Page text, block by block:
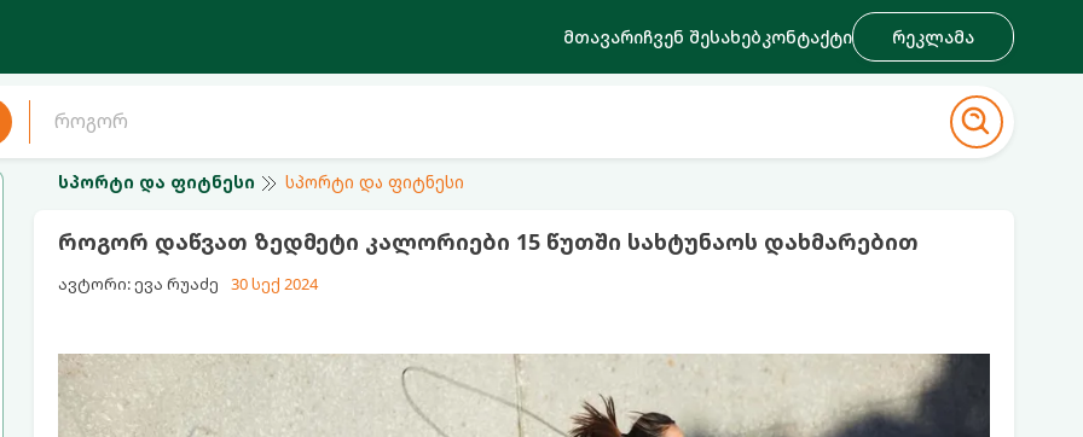
მთავარიჩვენ შესახებკონტაქტი რეკლამა
სპორტი და ფიტნესი სპორტი და ფიტნესი
როგორ დაწვათ ზედმეტი კალორიები 15 წუთში სახტუნაოს დახმარებით
ავტორი: ევა რუაძე 30 სექ 2024